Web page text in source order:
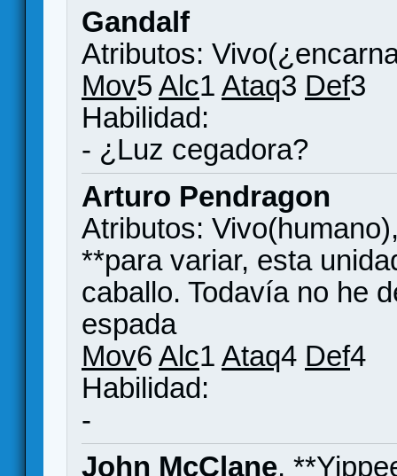
Gandalf
Atributos:
Mov5 Alc1 Ataq3 Def3
Habilidad:
- ¿Luz cegadora?
Arturo Pendragon
Atributos:
**para variar, esta
caballo. Todavía no he
espada
Mov6 Alc1 Ataq4 Def4
Habilidad:
-
John McClane,